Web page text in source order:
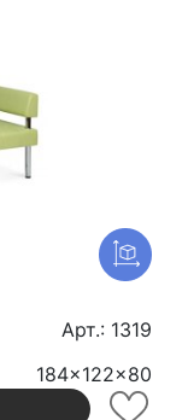
Арт.: 1319
184x122x80